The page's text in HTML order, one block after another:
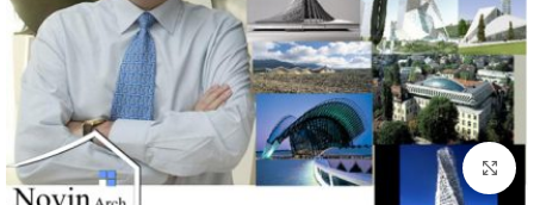
بزرگنمایی تصویر